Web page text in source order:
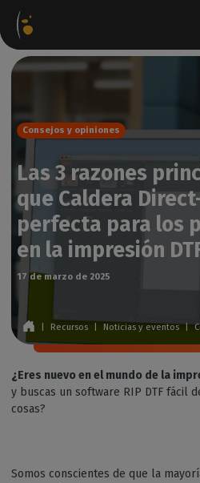
Paquetes
de
software
Consejos y opiniones
Las 3 razones
que Caldera
perfecta para los
en la impresión
17 de marzo de 2025
Recursos Noticias y eventos |
¿Eres nuevo en el mundo de la
y buscas un software RIP DTF fácil
cosas?
Somos conscientes de que la